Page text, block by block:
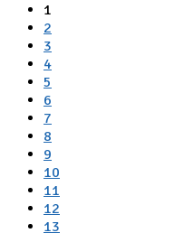
1
2
3
4
5
6
7
8
9
10
11
12
13